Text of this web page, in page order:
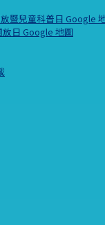
暨兒童科普日 Google
日 Google 地圖